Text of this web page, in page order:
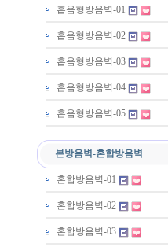
흡음형방음벽-01
흡음형방음벽-02
흡음형방음벽-03
흡음형방음벽-04
흡음형방음벽-05
본방음벽-혼합방음벽
혼합방음벽-01
혼합방음벽-02
혼합방음벽-03